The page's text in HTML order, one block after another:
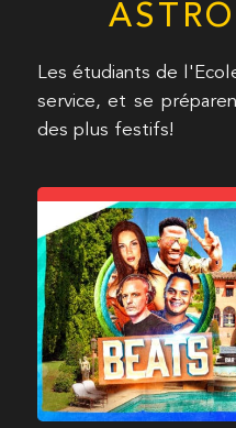
Les étudiants de
service, et se
des plus festifs!